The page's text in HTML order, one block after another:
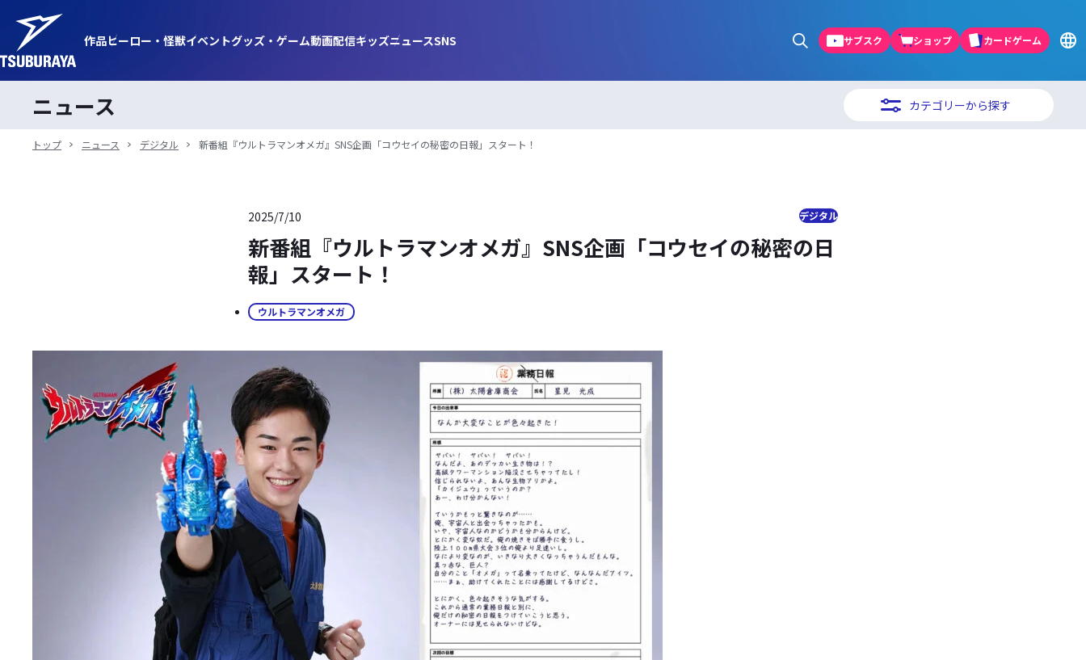
作品ヒーロー・ 怪獣イベントグッズ・ ゲーム動画配信キッズニュースSNS サブスク ショップ カードゲーム
ニュース カテゴリーから探す
トップ ニュース デジタル 新番組『ウルトラマンオメガ』SNS企画「コウセイの秘密の日報」スタート！
2025/7/10 デジタル
新番組『ウルトラマンオメガ』SNS企画「コウセイの秘密の日
報」スタート！
ウルトラマンオメガ